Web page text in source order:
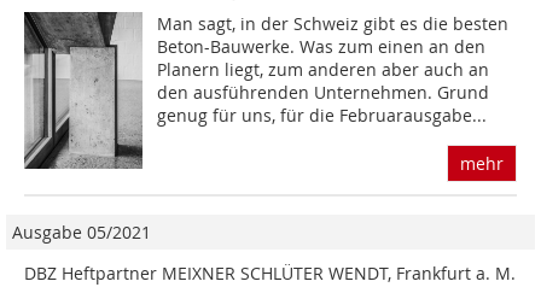
Man sagt, in der Schweiz gibt es die besten
Beton-Bauwerke. Was zum einen an den
Planern liegt, zum anderen aber auch an
den ausführenden Unternehmen. Grund
genug für uns, für die Februarausgabe...
mehr
Ausgabe 05/2021
DBZ Heftpartner MEIXNER SCHLÜTER WENDT, Frankfurt a. M.